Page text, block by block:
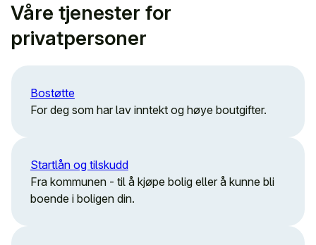
Våre tjenester for
privatpersoner
Bostøtte
For deg som har lav inntekt og høye boutgifter.
Startlån og tilskudd
Fra kommunen - til å kjøpe bolig eller å kunne bli
boende i boligen din.